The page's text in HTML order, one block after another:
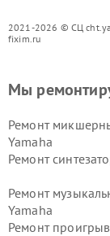
2021-2026 © СЦ
fixim.ru
Мы
Ремонт
Yamaha
Ремонт
Ремонт
Yamaha
Ремонт